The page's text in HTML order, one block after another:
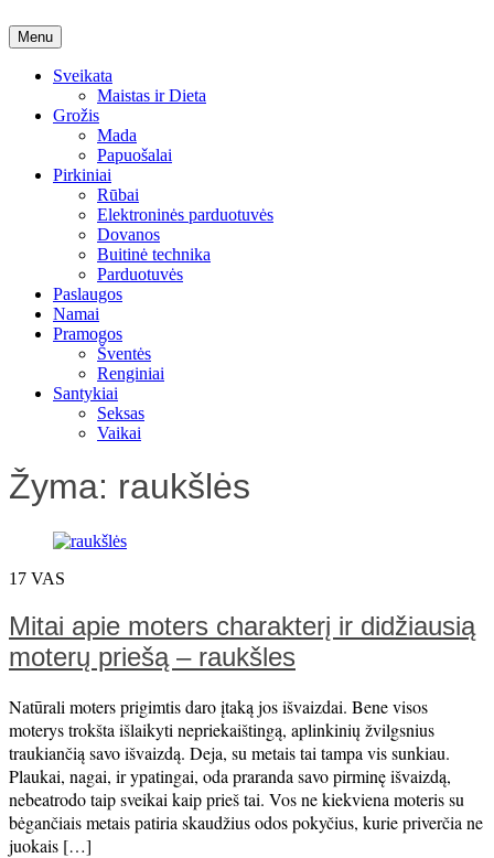
Menu Skip
to
content
Sveikata
Maistas ir Dieta
Grožis
Mada
Papuošalai
Pirkiniai
Rūbai
Elektroninės parduotuvės
Dovanos
Buitinė technika
Parduotuvės
Paslaugos
Namai
Pramogos
Šventės
Renginiai
Santykiai
Seksas
Vaikai
Žyma: raukšlės
17 VAS
Mitai apie moters charakterį ir didžiausią
moterų priešą – raukšles
Natūrali moters prigimtis daro įtaką jos išvaizdai. Bene visos
moterys trokšta išlaikyti nepriekaištingą, aplinkinių žvilgsnius
traukiančią savo išvaizdą. Deja, su metais tai tampa vis sunkiau.
Plaukai, nagai, ir ypatingai, oda praranda savo pirminę išvaizdą,
nebeatrodo taip sveikai kaip prieš tai. Vos ne kiekviena moteris su
bėgančiais metais patiria skaudžius odos pokyčius, kurie priverčia ne
juokais […]